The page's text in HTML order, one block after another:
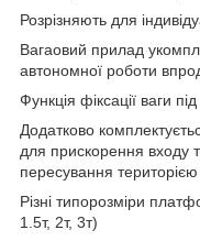
Розрізняють для
Вагаовий прилад
автономної роботи
Функція фіксації ваги
Додатково
для прискорення входу
пересування
Різні типорозміри
1.5т, 2т, 3т)